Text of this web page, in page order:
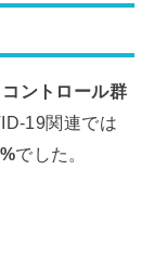
ントロール群
19関連では
でした。